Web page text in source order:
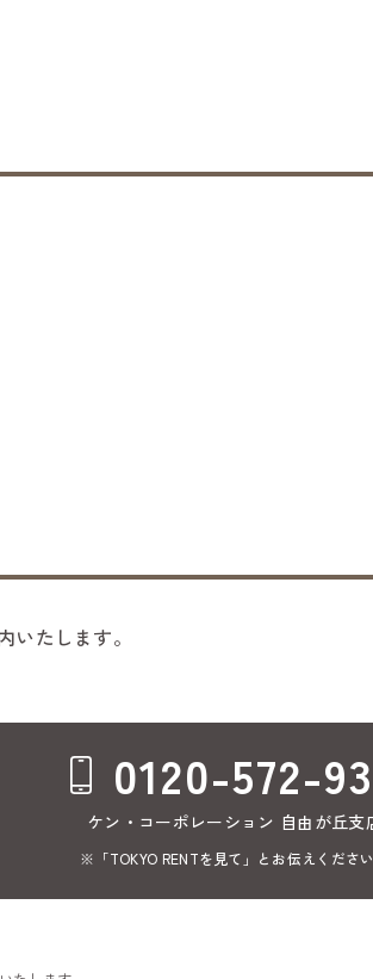
たします。
0120-572-
ケン・コーポレーション 自由が丘支
※「TOKYO RENTを見て」とお伝えください